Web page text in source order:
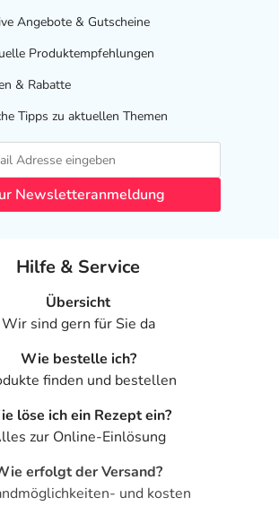
Angebote & Gutscheine
Produktempfehlungen
& Rabatte
Tipps zu aktuellen Themen
Newsletteranmeldung
Hilfe & Service
Übersicht
Wir sind gern für Sie da
Wie bestelle ich?
finden und bestellen
löse ich ein Rezept ein?
zur Online-Einlösung
erfolgt der Versand?
und kosten